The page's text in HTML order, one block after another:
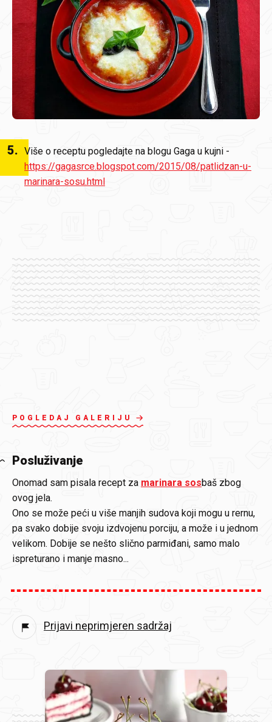
5. Više o receptu pogledajte na blogu Gaga u kujni -
https://gagasrce.blogspot.com/2015/08/patlidzan-u-
marinara-sosu.html
POGLEDAJ GALERIJU
Posluživanje
Onomad sam pisala recept za marinara sosbaš zbog
ovog jela.
Ono se može peći u više manjih sudova koji mogu u rernu,
pa svako dobije svoju izdvojenu porciju, a može i u jednom
velikom. Dobije se nešto slično parmiđani, samo malo
ispreturano i manje masno...
Prijavi neprimjeren sadržaj